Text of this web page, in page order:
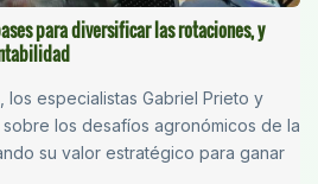
para diversificar las rotaciones, y
los especialistas Gabriel Prieto y
los desafíos agronómicos de la
su valor estratégico para ganar